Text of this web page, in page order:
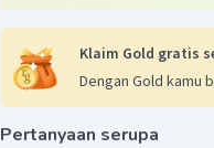
Klaim Gold gratis
Dengan Gold kamu
Pertanyaan serupa